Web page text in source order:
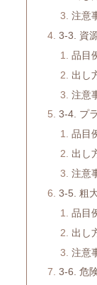
注意
3-3. 資
品目
出し
注意
3-4. プ
品目
出し
注意
3-5. 粗
品目
出し
注意
3-6. 危